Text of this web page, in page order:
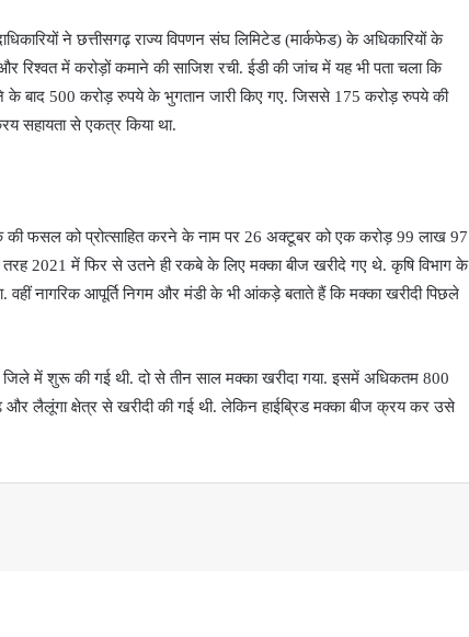
ने छत्तीसगढ़ राज्य विपणन संघ लिमिटेड (मार्कफेड) के अधिकारियों के
रिश्वत में करोड़ों कमाने की साजिश रची. ईडी की जांच में यह भी पता चला कि
के बाद 500 करोड़ रुपये के भुगतान जारी किए गए. जिससे 175 करोड़ रुपये की
सहायता से एकत्र किया था.
फसल को प्रोत्साहित करने के नाम पर 26 अक्टूबर को एक करोड़ 99 लाख 97
तरह 2021 में फिर से उतने ही रकबे के लिए मक्का बीज खरीदे गए थे. कृषि विभाग के
वहीं नागरिक आपूर्ति निगम और मंडी के भी आंकड़े बताते हैं कि मक्का खरीदी पिछले
जिले में शुरू की गई थी. दो से तीन साल मक्का खरीदा गया. इसमें अधिकतम 800
और लैलूंगा क्षेत्र से खरीदी की गई थी. लेकिन हाईब्रिड मक्का बीज क्रय कर उसे